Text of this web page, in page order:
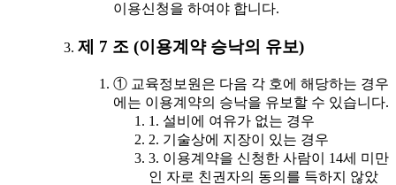
이용신청을 하여야 합니다.
제 7 조 (이용계약 승낙의 유보)
① 교육정보원은 다음 각 호에 해당하는 경우
에는 이용계약의 승낙을 유보할 수 있습니다.
1. 설비에 여유가 없는 경우
2. 기술상에 지장이 있는 경우
3. 이용계약을 신청한 사람이 14세 미만
인 자로 친권자의 동의를 득하지 않았